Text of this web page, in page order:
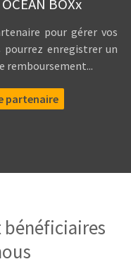
BOXx
pour gérer vos
pourrez enregistrer un
remboursement...
partenaire
bénéficiaires